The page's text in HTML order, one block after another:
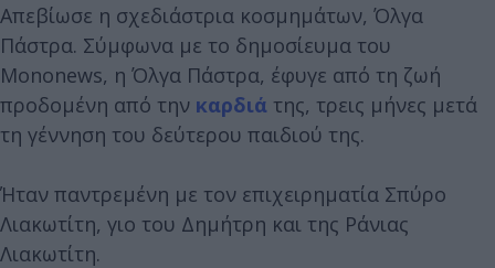
Απεβίωσε η σχεδιάστρια κοσμημάτων, Όλγα
Πάστρα. Σύμφωνα με το δημοσίευμα του
Mononews, η Όλγα Πάστρα, έφυγε από τη ζωή
προδομένη από την καρδιά της, τρεις μήνες μετά
τη γέννηση του δεύτερου παιδιού της.
Ήταν παντρεμένη με τον επιχειρηματία Σπύρο
Λιακωτίτη, γιο του Δημήτρη και της Ράνιας
Λιακωτίτη.